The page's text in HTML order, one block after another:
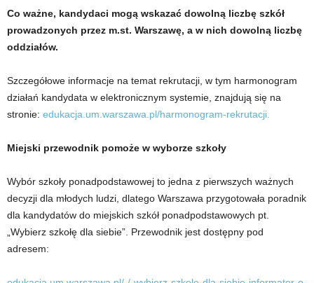
Co ważne, kandydaci mogą wskazać dowolną liczbę szkół
prowadzonych przez m.st. Warszawę, a w nich dowolną liczbę
oddziałów.
Szczegółowe informacje na temat rekrutacji, w tym harmonogram
działań kandydata w elektronicznym systemie, znajdują się na
stronie: edukacja.um.warszawa.pl/harmonogram-rekrutacji.
Miejski przewodnik pomoże w wyborze szkoły
Wybór szkoły ponadpodstawowej to jedna z pierwszych ważnych
decyzji dla młodych ludzi, dlatego Warszawa przygotowała poradnik
dla kandydatów do miejskich szkół ponadpodstawowych pt.
„Wybierz szkołę dla siebie”. Przewodnik jest dostępny pod
adresem: